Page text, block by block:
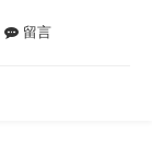
留言